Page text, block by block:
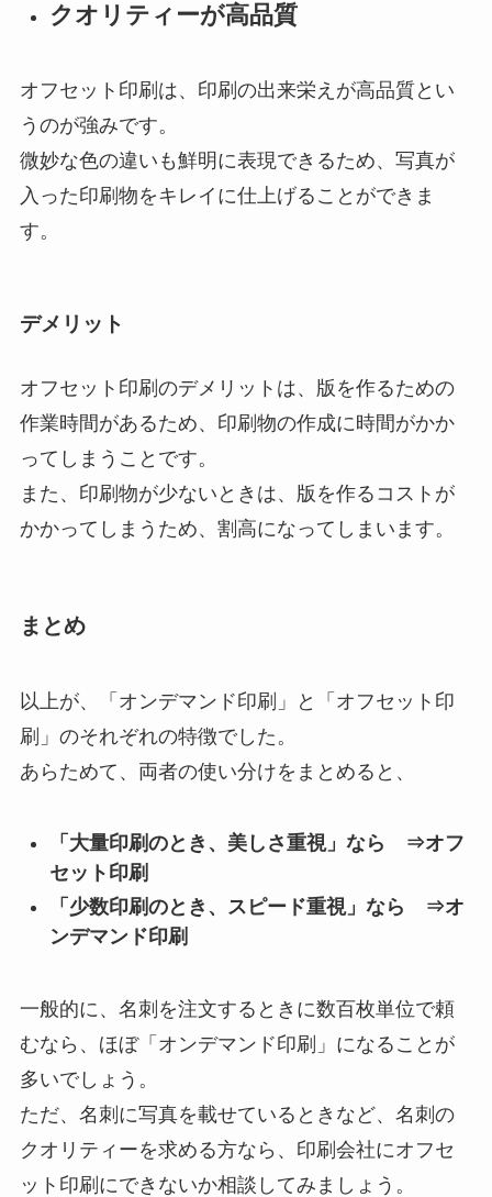
クオリティーが高品質
オフセット印刷は、印刷の出来栄えが高品質とい
うのが強みです。
微妙な色の違いも鮮明に表現できるため、写真が
入った印刷物をキレイに仕上げることができま
す。
デメリット
オフセット印刷のデメリットは、版を作るための
作業時間があるため、印刷物の作成に時間がかか
ってしまうことです。
また、印刷物が少ないときは、版を作るコストが
かかってしまうため、割高になってしまいます。
まとめ
以上が、「オンデマンド印刷」と「オフセット印
刷」のそれぞれの特徴でした。
あらためて、両者の使い分けをまとめると、
「大量印刷のとき、美しさ重視」なら ⇒オフ
セット印刷
「少数印刷のとき、スピード重視」なら ⇒オ
ンデマンド印刷
一般的に、名刺を注文するときに数百枚単位で頼
むなら、ほぼ「オンデマンド印刷」になることが
多いでしょう。
ただ、名刺に写真を載せているときなど、名刺の
クオリティーを求める方なら、印刷会社にオフセ
ット印刷にできないか相談してみましょう。